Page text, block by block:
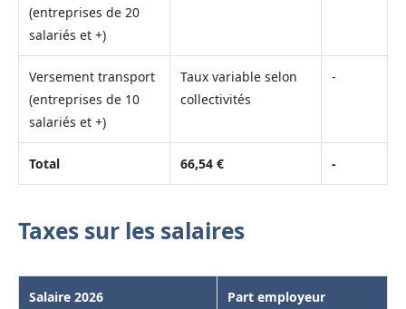
(entreprises de 20
salariés et +)
Versement transport
(entreprises de 10
salariés et +)
Taux variable selon
collectivités
-
Total 66,54 € -
Taxes sur les salaires
Salaire 2026 Part employeur